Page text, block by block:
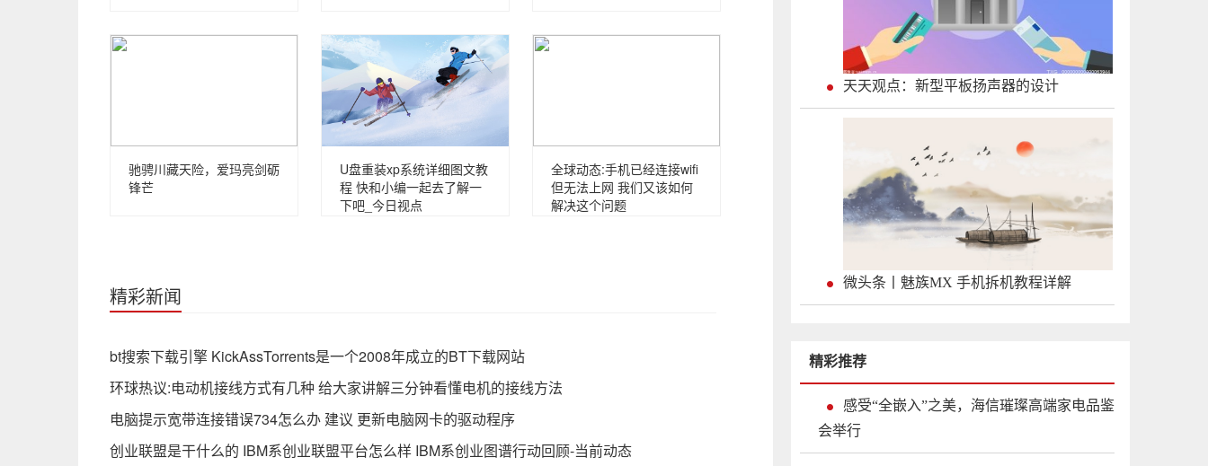
驰骋川藏天险，爱玛亮剑砺
锋芒
U盘重装xp系统详细图文教
程 快和小编一起去了解一
下吧_今日视点
全球动态:手机已经连接wifi
但无法上网 我们又该如何
解决这个问题
精彩新闻
bt搜索下载引擎 KickAssTorrents是一个2008年成立的BT下载网站
环球热议:电动机接线方式有几种 给大家讲解三分钟看懂电机的接线方法
电脑提示宽带连接错误734怎么办 建议 更新电脑网卡的驱动程序
创业联盟是干什么的 IBM系创业联盟平台怎么样 IBM系创业图谱行动回顾-当前动态
天天观点：新型平板扬声器的设计
微头条丨魅族MX 手机拆机教程详解
精彩推荐
感受“全嵌入”之美，海信璀璨高端家电品鉴
会举行